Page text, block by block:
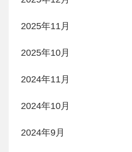
2025年11月
2025年10月
2024年11月
2024年10月
2024年9月